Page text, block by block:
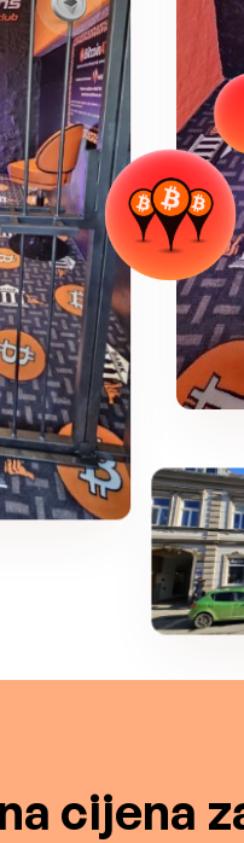
cijena